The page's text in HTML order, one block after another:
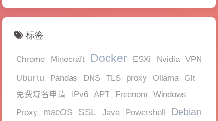
标签
Chrome Minecraft Docker ESXi Nvidia VPN
Ubuntu Pandas DNS TLS proxy Ollama Git
免费域名申请 IPv6 APT Freenom Windows
Proxy macOS SSL Java Powershell Debian